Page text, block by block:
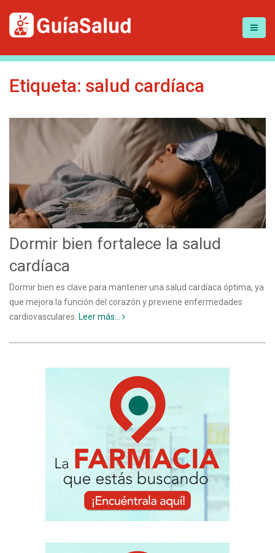
Etiqueta: salud cardíaca
Dormir bien fortalece la salud
cardíaca
Dormir bien es clave para mantener una salud cardíaca óptima, ya
que mejora la función del corazón y previene enfermedades
cardiovasculares. Leer más...